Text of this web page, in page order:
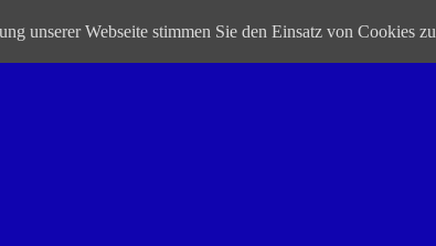
unserer Webseite stimmen Sie den Einsatz von Cookies zu